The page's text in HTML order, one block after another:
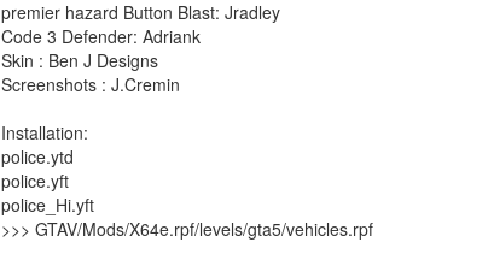
premier hazard Button Blast: Jradley
Code 3 Defender: Adriank
Skin : Ben J Designs
Screenshots : J.Cremin
Installation:
police.ytd
police.yft
police_Hi.yft
>>> GTAV/Mods/X64e.rpf/levels/gta5/vehicles.rpf